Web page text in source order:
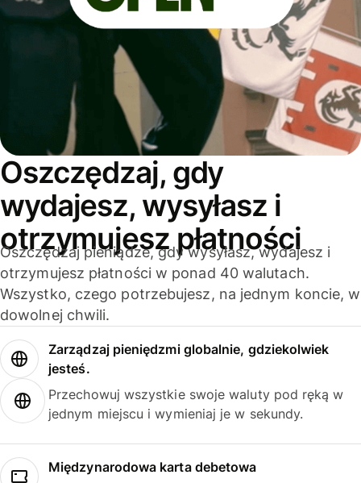
Oszczędzaj, gdy
wydajesz, wysyłasz i
otrzymujesz płatności
Oszczędzaj pieniądze, gdy wysyłasz, wydajesz i
otrzymujesz płatności w ponad 40 walutach.
Wszystko, czego potrzebujesz, na jednym koncie, w
dowolnej chwili.
Zarządzaj pieniędzmi globalnie, gdziekolwiek
jesteś.
Przechowuj wszystkie swoje waluty pod ręką w
jednym miejscu i wymieniaj je w sekundy.
Międzynarodowa karta debetowa